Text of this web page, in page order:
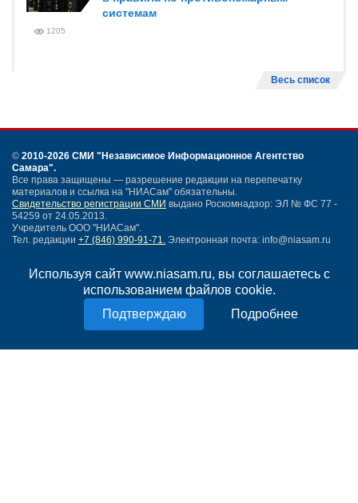
Используя сайт www.niasam.ru, вы соглашаетесь с
использованием файлов cookie.
Подробнее
системам
1205
Весь список
© 2010-2026 СМИ "Независимое Информационное Агентство
Самара".
Все права защищены — разрешение редакции на перепечатку
материалов и ссылка на "НИАСам" обязательны.
Свидетельство регистрации СМИ выдано Роскомнадзор: ЭЛ № ФС 77 -
54259 от 24.05.2013.
Учредитель ООО "НИАСам".
Тел. редакции +7 (846) 990-91-71. Электронная почта: info@niasam.ru
Карта сайта
Нашли ошибку?
Политика конфиденциальности
Согласие на обработку персональных данных